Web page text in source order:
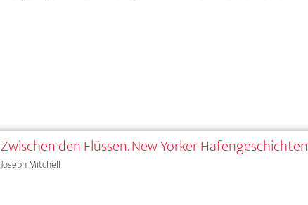
Zwischen den Flüssen. New Yorker Hafengeschichten
Joseph Mitchell